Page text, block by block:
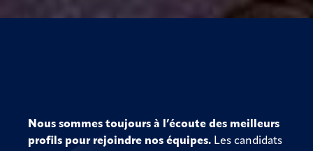
Nous sommes toujours à l’écoute des meilleurs
profils pour rejoindre nos équipes. Les candidats